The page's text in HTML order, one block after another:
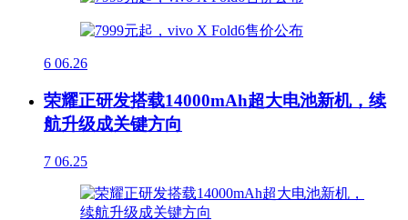
6 06.26
荣耀正研发搭载14000mAh超大电池新机，续
航升级成关键方向
7 06.25